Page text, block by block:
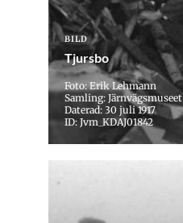
BILD
Tjursbo
Foto: Erik Lehmann
Samling: Järnvägsmuseet
Daterad: 30 juli 1917
ID: Jvm_KDAJ01842